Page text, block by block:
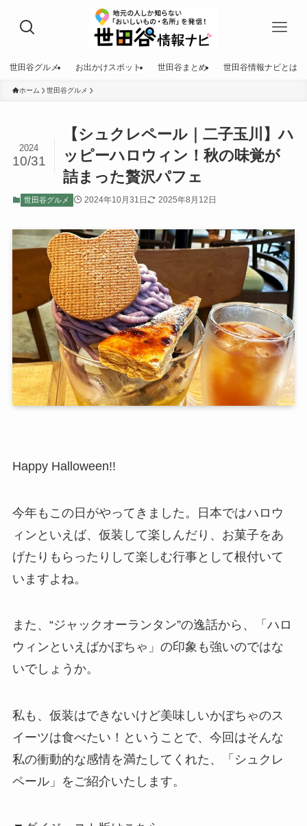
世田谷グルメ お出かけスポット 世田谷まとめ 世田谷情報ナビとは
ホーム 世田谷グルメ
【シュクレペール｜二子玉川】ハ
ッピーハロウィン！秋の味覚が
詰まった贅沢パフェ
2024
10/31
世田谷グルメ 2024年10月31日 2025年8月12日
Happy Halloween!!
今年もこの日がやってきました。日本ではハロウ
ィンといえば、仮装して楽しんだり、お菓子をあ
げたりもらったりして楽しむ行事として根付いて
いますよね。
また、“ジャックオーランタン”の逸話から、「ハロ
ウィンといえばかぼちゃ」の印象も強いのではな
いでしょうか。
私も、仮装はできないけど美味しいかぼちゃのス
イーツは食べたい！ということで、今回はそんな
私の衝動的な感情を満たしてくれた、「シュクレ
ペール」をご紹介いたします。